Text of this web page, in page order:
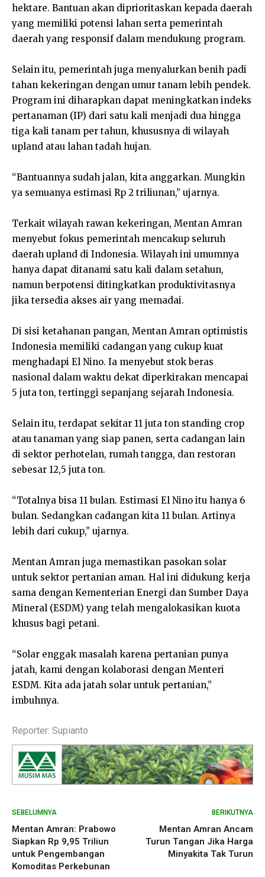
hektare. Bantuan akan diprioritaskan kepada daerah
yang memiliki potensi lahan serta pemerintah
daerah yang responsif dalam mendukung program.
Selain itu, pemerintah juga menyalurkan benih padi
tahan kekeringan dengan umur tanam lebih pendek.
Program ini diharapkan dapat meningkatkan indeks
pertanaman (IP) dari satu kali menjadi dua hingga
tiga kali tanam per tahun, khususnya di wilayah
upland atau lahan tadah hujan.
“Bantuannya sudah jalan, kita anggarkan. Mungkin
ya semuanya estimasi Rp 2 triliunan,” ujarnya.
Terkait wilayah rawan kekeringan, Mentan Amran
menyebut fokus pemerintah mencakup seluruh
daerah upland di Indonesia. Wilayah ini umumnya
hanya dapat ditanami satu kali dalam setahun,
namun berpotensi ditingkatkan produktivitasnya
jika tersedia akses air yang memadai.
Di sisi ketahanan pangan, Mentan Amran optimistis
Indonesia memiliki cadangan yang cukup kuat
menghadapi El Nino. Ia menyebut stok beras
nasional dalam waktu dekat diperkirakan mencapai
5 juta ton, tertinggi sepanjang sejarah Indonesia.
Selain itu, terdapat sekitar 11 juta ton standing crop
atau tanaman yang siap panen, serta cadangan lain
di sektor perhotelan, rumah tangga, dan restoran
sebesar 12,5 juta ton.
“Totalnya bisa 11 bulan. Estimasi El Nino itu hanya 6
bulan. Sedangkan cadangan kita 11 bulan. Artinya
lebih dari cukup,” ujarnya.
Mentan Amran juga memastikan pasokan solar
untuk sektor pertanian aman. Hal ini didukung kerja
sama dengan Kementerian Energi dan Sumber Daya
Mineral (ESDM) yang telah mengalokasikan kuota
khusus bagi petani.
“Solar enggak masalah karena pertanian punya
jatah, kami dengan kolaborasi dengan Menteri
ESDM. Kita ada jatah solar untuk pertanian,”
imbuhnya.
Reporter: Supianto
SEBELUMNYA
Mentan Amran: Prabowo
Siapkan Rp 9,95 Triliun
untuk Pengembangan
Komoditas Perkebunan
BERIKUTNYA
Mentan Amran Ancam
Turun Tangan Jika Harga
Minyakita Tak Turun